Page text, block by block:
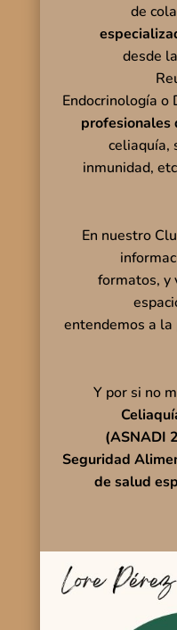
de
desde
Endocrinología
profesionales
celiaquía,
inmunidad,
En nuestro
formatos, y
entendemos a la
Y por si no
(ASNADI
Seguridad
de salud